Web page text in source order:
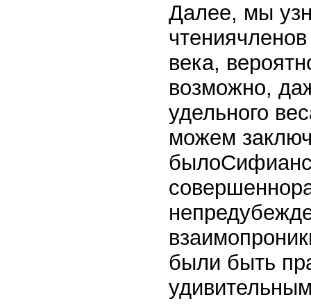
Далее, мы
века,
возможно,
удельного
можем
были быть